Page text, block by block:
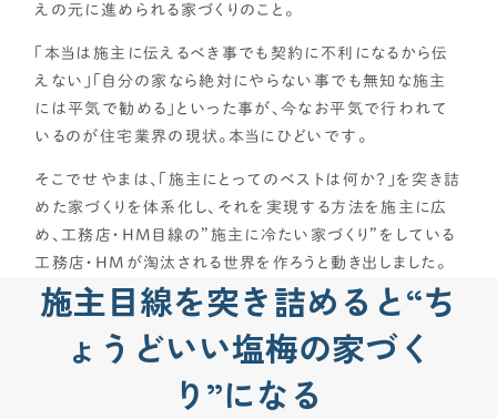
家づくりの前に
資金計画
家の性能
標準仕様
工務店・HM選び
土地探し
検索
せやま基準 UA値 断熱基準 省エネ基準 C値
太陽光パネル 一階完結型 アルミ樹脂複合サッシ
えの元に進められる家づくりのこと。
「本当は施主に伝えるべき事でも契約に不利になるから伝
えない」「自分の家なら絶対にやらない事でも無知な施主
には平気で勧める」といった事が、今なお平気で行われて
いるのが住宅業界の現状。本当にひどいです。
そこでせやまは、「施主にとってのベストは何か？」を突き詰
めた家づくりを体系化し、それを実現する方法を施主に広
め、工務店・HM目線の”施主に冷たい家づくり”をしている
工務店・HMが淘汰される世界を作ろうと動き出しました。
施主目線を突き詰めると“ち
ょうどいい塩梅の家づく
り”になる